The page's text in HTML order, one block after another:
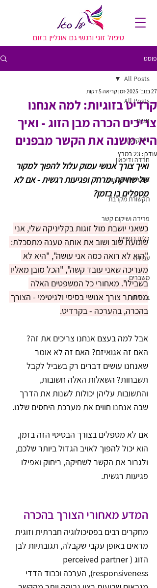
טיפול זוגי ורגשי גם אונליין בזום
פוסט
All Posts
זוגיות
רילוקיישן
חרדה ודיכאון
אינטימיות ומיניות
תקשורת מקרבת
פרידה ושיקום קשר
כלים רגשיים
עבודה
משברים
בדידות
All Posts
קרדיט בזוגיות: למה אנחנו
צריכים הכרה מבן הזוג - ואיך
היא משנה את הקשר מבפנים
27 בנוב׳ 2025 זמן קריאה 5 דקות
עודכן: 23 במרץ
ואיך צורך אנושי עמוק עלול להפוך למקור
של שחיקה, מרחק ופגיעות רגשית - אם לא
מטפלים בו בזמן?
כשאני יושבת מול זוגות בקליניקה שלי, אני
שומעת שוב ושוב את אותה טענה מתסכלת:
"הוא לא רואה כמה אני עושה", "היא לא
מעריכה שאני עובד קשה", "הכל מובן מאליו
בשבילו". מאחורי כל המשפטים האלה
מסתתר צורך אנושי בסיסי ולגיטימי - הצורך
בהכרה, בהערכה - בקרדיט.
אבל למה בעצם אנחנו צריכים את זה?
האם זה אגואיזם? האם זה לא אומר
שאנחנו עושים דברים רק בשביל לקבל
תשבחות? השאלות האלה חשובות,
והתשובות עליהן יכולות לשנות את הדרך
שבה אנחנו חווים את מערכת היחסים שלנו.
אם לא מטפלים בצורך הבסיסי הזה בזמן,
הוא יכול להפוך לאויב הגדול ביותר שלכם,
ולגרור את הקשר לשחיקה, ריחוק ואפילו
פגיעות רגשית.
המדע מאחורי הצורך בהכרה
מחקרים רבים בפסיכולוגיה חברתית וזוגית
מראים באופן עקבי שקבלה, תגובתיות לבן
הזוג (perceived partner
responsiveness), הערכה וכבוד הדדי